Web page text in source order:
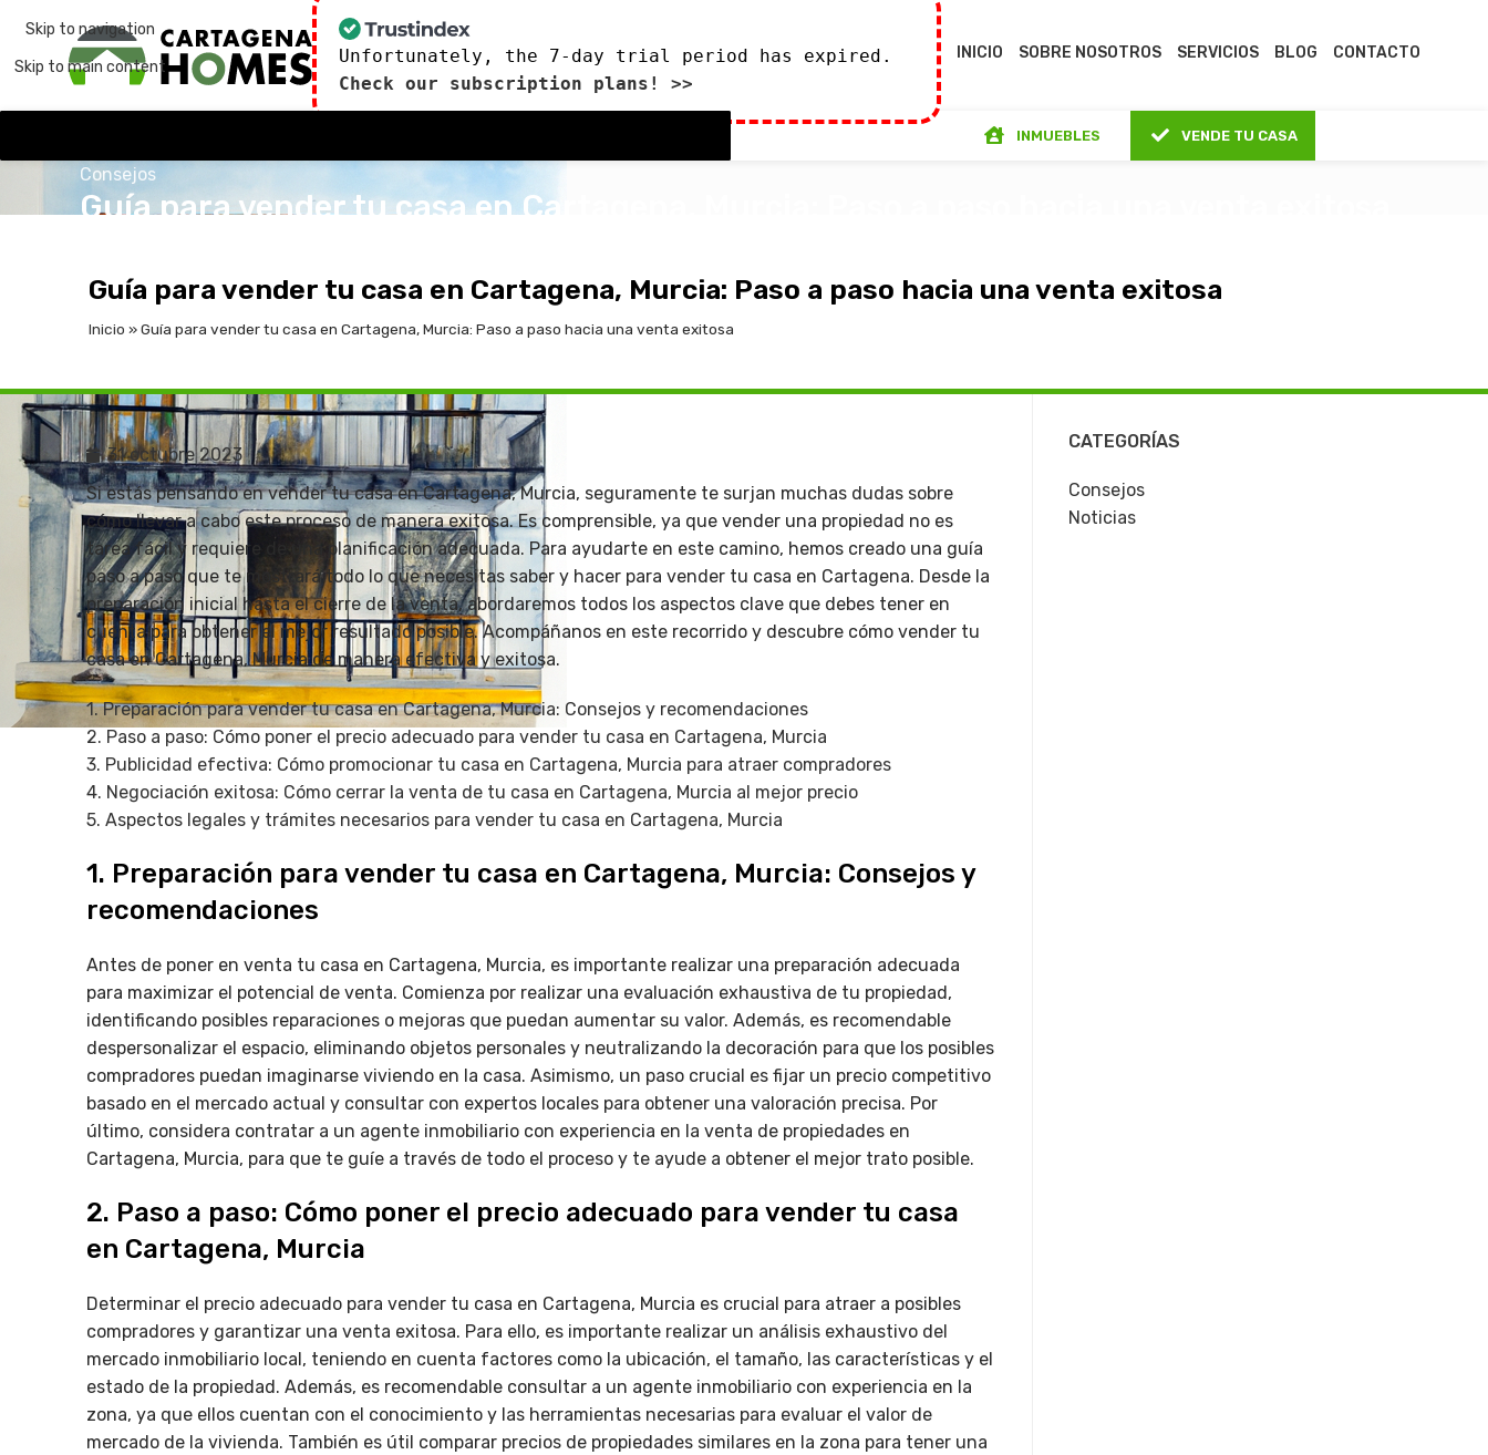
Skip to navigation
Skip to main content
Unfortunately, the 7-day trial period has expired.
Check our subscription plans! >>
INICIO SOBRE NOSOTROS SERVICIOS BLOG CONTACTO
INMUEBLES VENDE TU CASA
Consejos
Guía para vender tu casa en Cartagena, Murcia: Paso a paso hacia una venta exitosa
Guía para vender tu casa en Cartagena, Murcia: Paso a paso hacia una venta exitosa
Inicio »Guía para vender tu casa en Cartagena, Murcia: Paso a paso hacia una venta exitosa
31 octubre 2023
Si estás pensando en vender tu casa en Cartagena, Murcia, seguramente te surjan muchas dudas sobre
cómo llevar a cabo este proceso de manera exitosa. Es comprensible, ya que vender una propiedad no es
tarea fácil y requiere de una planificación adecuada. Para ayudarte en este camino, hemos creado una guía
paso a paso que te mostrará todo lo que necesitas saber y hacer para vender tu casa en Cartagena. Desde la
preparación inicial hasta el cierre de la venta, abordaremos todos los aspectos clave que debes tener en
cuenta para obtener el mejor resultado posible. Acompáñanos en este recorrido y descubre cómo vender tu
casa en Cartagena, Murcia de manera efectiva y exitosa.
1. Preparación para vender tu casa en Cartagena, Murcia: Consejos y recomendaciones
2. Paso a paso: Cómo poner el precio adecuado para vender tu casa en Cartagena, Murcia
3. Publicidad efectiva: Cómo promocionar tu casa en Cartagena, Murcia para atraer compradores
4. Negociación exitosa: Cómo cerrar la venta de tu casa en Cartagena, Murcia al mejor precio
5. Aspectos legales y trámites necesarios para vender tu casa en Cartagena, Murcia
1. Preparación para vender tu casa en Cartagena, Murcia: Consejos y
recomendaciones
Antes de poner en venta tu casa en Cartagena, Murcia, es importante realizar una preparación adecuada
para maximizar el potencial de venta. Comienza por realizar una evaluación exhaustiva de tu propiedad,
identificando posibles reparaciones o mejoras que puedan aumentar su valor. Además, es recomendable
despersonalizar el espacio, eliminando objetos personales y neutralizando la decoración para que los posibles
compradores puedan imaginarse viviendo en la casa. Asimismo, un paso crucial es fijar un precio competitivo
basado en el mercado actual y consultar con expertos locales para obtener una valoración precisa. Por
último, considera contratar a un agente inmobiliario con experiencia en la venta de propiedades en
Cartagena, Murcia, para que te guíe a través de todo el proceso y te ayude a obtener el mejor trato posible.
2. Paso a paso: Cómo poner el precio adecuado para vender tu casa
en Cartagena, Murcia
Determinar el precio adecuado para vender tu casa en Cartagena, Murcia es crucial para atraer a posibles
compradores y garantizar una venta exitosa. Para ello, es importante realizar un análisis exhaustivo del
mercado inmobiliario local, teniendo en cuenta factores como la ubicación, el tamaño, las características y el
estado de la propiedad. Además, es recomendable consultar a un agente inmobiliario con experiencia en la
zona, ya que ellos cuentan con el conocimiento y las herramientas necesarias para evaluar el valor de
mercado de la vivienda. También es útil comparar precios de propiedades similares en la zona para tener una
CATEGORÍAS
Consejos
Noticias